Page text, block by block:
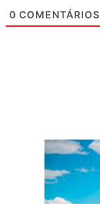
0 COMENTÁRIOS